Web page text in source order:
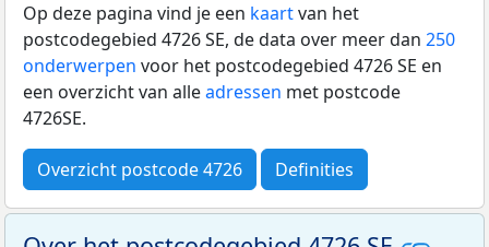
Op deze pagina vind je een kaartvan het
postcodegebied 4726 SE, de data over meer dan 250
onderwerpen voor het postcodegebied 4726 SE en
een overzicht van alleadressen met postcode
4726SE.
Overzicht postcode 4726 Definities